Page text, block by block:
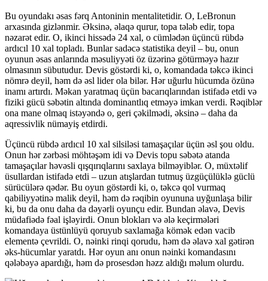
Bu oyundakı əsas fərq Antoninin mentalitetidir. O, LeBronun
arxasında gizlənmir. Əksinə, əlaqə qurur, topa tələb edir, topa
nəzarət edir. O, ikinci hissədə 24 xal, o cümlədən üçüncü rübdə
ardıcıl 10 xal topladı. Bunlar sadəcə statistika deyil – bu, onun
oyunun əsas anlarında məsuliyyəti öz üzərinə götürməyə hazır
olmasının sübutudur. Devis göstərdi ki, o, komandada təkcə ikinci
nömrə deyil, həm də əsl lider ola bilər. Hər uğurlu hücumda özünə
inamı artırdı. Məkan yaratmaq üçün bacarıqlarından istifadə etdi və
fiziki gücü səbətin altında dominantlıq etməyə imkan verdi. Rəqiblər
ona mane olmaq istəyəndə o, geri çəkilmədi, əksinə – daha da
aqressivlik nümayiş etdirdi.
Üçüncü rübdə ardıcıl 10 xal silsiləsi tamaşaçılar üçün əsl şou oldu.
Onun hər zərbəsi möhtəşəm idi və Devis topu səbətə atanda
tamaşaçılar həvəsli qışqırıqlarını saxlaya bilməyiblər. O, müxtəlif
üsullardan istifadə etdi – uzun atışlardan tutmuş üzgüçülüklə güclü
sürücülərə qədər. Bu oyun göstərdi ki, o, təkcə qol vurmaq
qabiliyyətinə malik deyil, həm də rəqibin oyununa uyğunlaşa bilir
ki, bu da onu daha da dəyərli oyunçu edir. Bundan əlavə, Devis
müdafiədə fəal işləyirdi. Onun blokları və ələ keçirmələri
komandaya üstünlüyü qoruyub saxlamağa kömək edən vacib
elementə çevrildi. O, nəinki rinqi qorudu, həm də əlavə xal gətirən
əks-hücumlar yaratdı. Hər oyun anı onun nəinki komandasını
qələbəyə apardığı, həm də prosesdən həzz aldığı məlum olurdu.